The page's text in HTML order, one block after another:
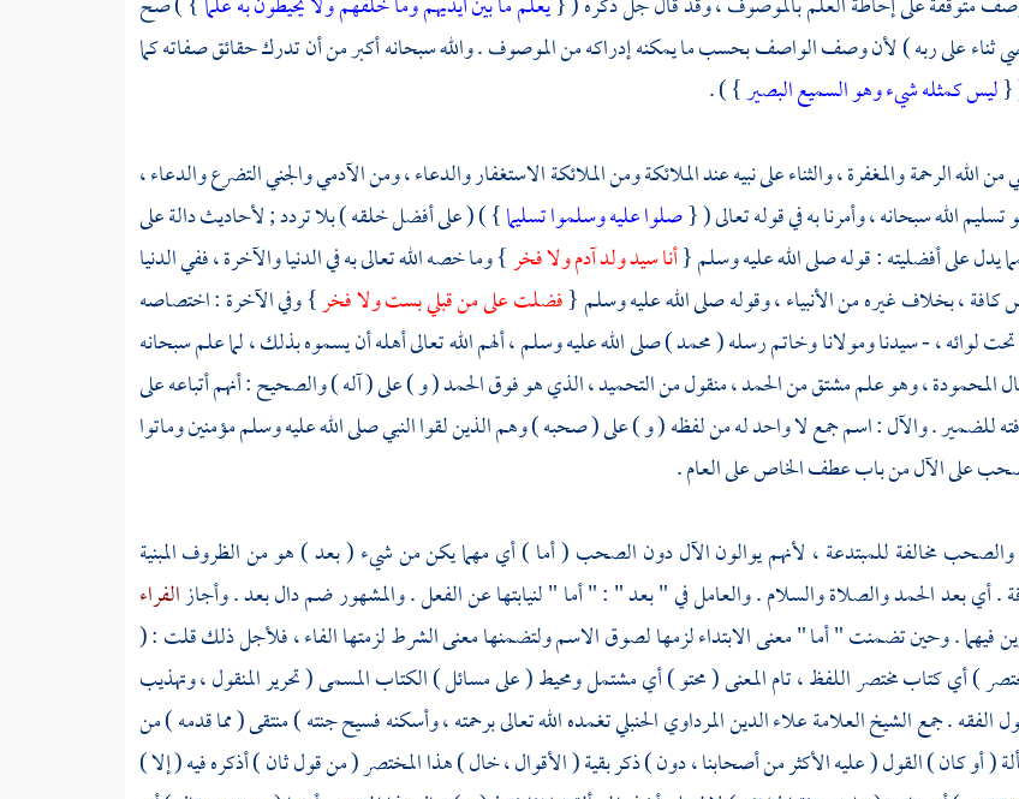
ثناء على ربه ) لأن وصف الواصف بحسب ما يمكنه إدراكه من الموصوف . والله سبحانه أكبر من أن تدرك حقائق صفاته كما
{ليس كمثله شيء وهو السميع البصير} ) .
الله الرحمة والمغفرة ، والثناء على نبيه عند الملائكة ومن الملائكة الاستغفار والدعاء ، ومن الآدمي والجني التضرع والدعاء ،
الله سبحانه ، وأمرنا به في قوله تعالى ( {صلوا عليه وسلموا تسليما} ) ( على أفضل خلقه ) بلا تردد ; لأحاديث دالة على
يدل على أفضليته : قوله صلى الله عليه وسلم {أنا سيد ولدآدمولا فخر} وما خصه الله تعالى به في الدنيا والآخرة ، ففي الدنيا
كافة ، بخلاف غيره من الأنبياء ، وقوله صلى الله عليه وسلم {فضلت على من قبلي بست ولا فخر} وفي الآخرة : اختصاصه
تحت لوائه ، - سيدنا ومولانا وخاتم رسله (محمد) صلى الله عليه وسلم ، ألهم الله تعالى أهله أن يسموه بذلك ، لما علم سبحانه
المحمودة ، وهو علم مشتق من الحمد ، منقول من التحميد ، الذي هو فوق الحمد ( و ) على ( آله ) والصحيح : أنهم أتباعه على
للضمير . والآل : اسم جمع لا واحد له من لفظه ( و ) على ( صحبه ) وهم الذين لقوا النبي صلى الله عليه وسلم مؤمنين وماتوا
على الآل من باب عطف الخاص على العام .
والصحب مخالفة للمبتدعة ، لأنهم يوالون الآل دون الصحب ( أما ) أي مهما يكن من شيء ( بعد ) هو من الظروف المبنية
. أي بعد الحمد والصلاة والسلام . والعامل في " بعد " : " أما " لنيابتها عن الفعل . والمشهور ضم دال بعد . وأجازالفراء
فيهما . وحين تضمنت " أما " معنى الابتداء لزمها لصوق الاسم ولتضمنها معنى الشرط لزمتها الفاء ، فلأجل ذلك قلت : (
) أي كتاب مختصر اللفظ ، تام المعنى ( محتو ) أي مشتمل ومحيط ( على مسائل ) الكتاب المسمى ( تحرير المنقول ، وتهذيب
. جمع الشيخ العلامةعلاء الدين المرداويالحنبلي تغمده الله تعالى برحمته ، وأسكنه فسيح جنته ) منتقى ( مما قدمه ) من
( أو كان ) القول ( عليه الأكثر من أصحابنا ، دون ) ذكر بقية ( الأقوال ، خال ) هذا المختصر ( من قول ثان ) أذكره فيه ( إلا )